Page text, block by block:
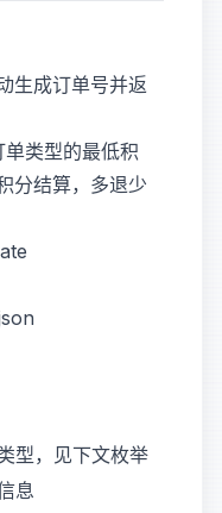
生成订单号并返
类型的最低积
分结算，多退少
型，见下文枚举
息